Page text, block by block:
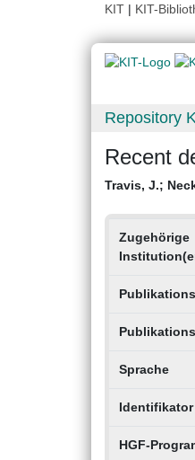
KIT | KIT-
Repository
Recent
Travis, J.;
Zugehörige
Sprache
Identifikator
HGF-